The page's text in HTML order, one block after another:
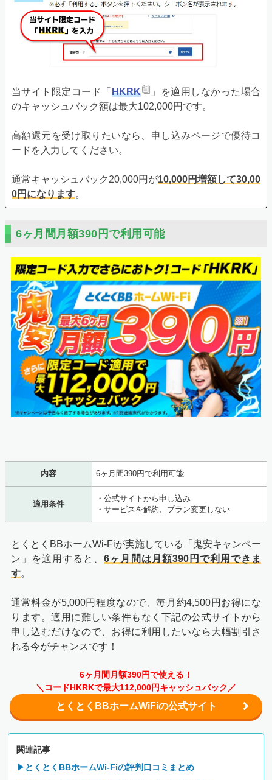
当サイト限定コード「 HKRK
」を適用しなかった場合
のキャッシュバック額は最大102,000円です。
高額還元を受け取りたいなら、申し込みページで優待コ
ードを入力してください。
通常キャッシュバック20,000円が10,000円増額して30,00
0円になります。
6ヶ月間月額390円で利用可能
内容 6ヶ月間390円で利用可能
適用条件
・公式サイトから申し込み
・サービスを解約、プラン変更しない
とくとくBBホームWi-Fiが実施している「鬼安キャンペー
ン」を適用すると、6ヶ月間は月額390円で利用できま
す。
通常料金が5,000円程度なので、毎月約4,500円お得にな
ります。適用に難しい条件もなく下記の公式サイトから
申し込むだけなので、お得に利用したいなら大幅割引さ
れる今がチャンスです！
6ヶ月間月額390円で使える！
＼コードHKRKで最大112,000円キャッシュバック／
とくとくBBホームWiFiの公式サイト
関連記事
▶とくとくBBホームWi-Fiの評判口コミまとめ